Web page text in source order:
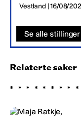
Vestland | 16/08/
Se alle stillinger
Relaterte saker